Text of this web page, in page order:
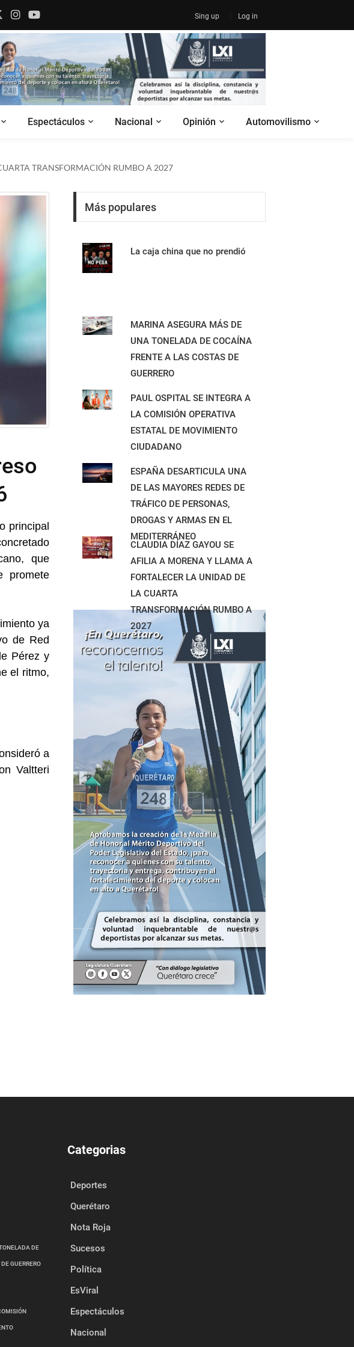
Sing up Log in
Espectáculos Nacional Opinión Automovilismo
TRANSFORMACIÓN RUMBO A 2027
principal
que
promete
ya
de Red
Pérez y
el ritmo,
a
Valtteri
Más populares
La caja china que no prendió
MARINA ASEGURA MÁS DE
UNA TONELADA DE COCAÍNA
FRENTE A LAS COSTAS DE
GUERRERO
PAUL OSPITAL SE INTEGRA A
LA COMISIÓN OPERATIVA
ESTATAL DE MOVIMIENTO
CIUDADANO
ESPAÑA DESARTICULA UNA
DE LAS MAYORES REDES DE
TRÁFICO DE PERSONAS,
DROGAS Y ARMAS EN EL
MEDITERRÁNEO
CLAUDIA DÍAZ GAYOU SE
AFILIA A MORENA Y LLAMA A
FORTALECER LA UNIDAD DE
LA CUARTA
TRANSFORMACIÓN RUMBO A
2027
DE
GUERRERO
Categorias
Deportes
Querétaro
Nota Roja
Sucesos
Política
EsViral
Espectáculos
Nacional